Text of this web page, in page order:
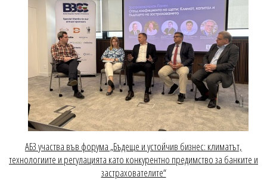
АБЗ участва във форума „Бъдеще и устойчив бизнес: климатът,
технологиите и регулацията като конкурентно предимство за банките и
застрахователите“